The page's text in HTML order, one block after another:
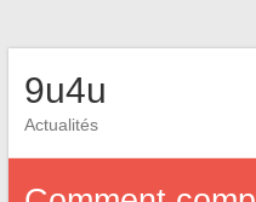
9u4u
Actualités